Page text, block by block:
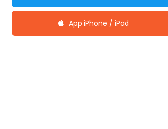
App iPhone / iPad